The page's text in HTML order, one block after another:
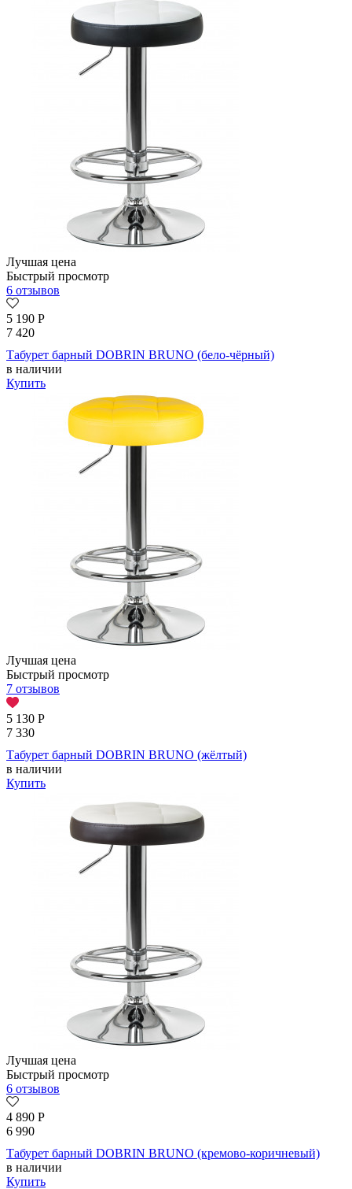
Лучшая цена
Быстрый просмотр
6 отзывов
5 190 Р
7 420
Табурет барный DOBRIN BRUNO (бело-чёрный)
в наличии
Купить
Лучшая цена
Быстрый просмотр
7 отзывов
5 130 Р
7 330
Табурет барный DOBRIN BRUNO (жёлтый)
в наличии
Купить
Лучшая цена
Быстрый просмотр
6 отзывов
4 890 Р
6 990
Табурет барный DOBRIN BRUNO (кремово-коричневый)
в наличии
Купить